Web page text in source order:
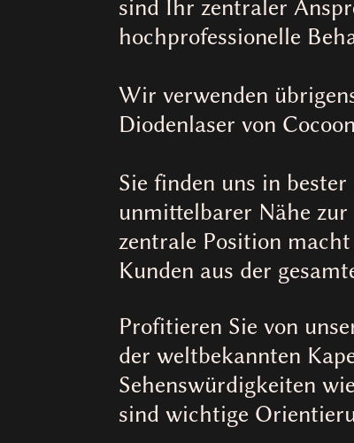
sind Ihr zentraler
hochprofessionelle
Wir verwenden
Diodenlaser von
Sie finden uns in
unmittelbarer Nähe
zentrale Position
Kunden aus der
Profitieren Sie von
der weltbekannten
Sehenswürdigkeiten
sind wichtige